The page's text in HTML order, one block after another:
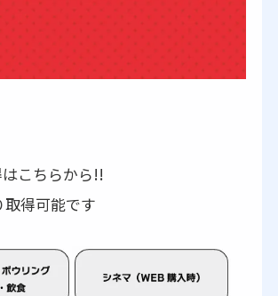
こちらから!!
得可能です